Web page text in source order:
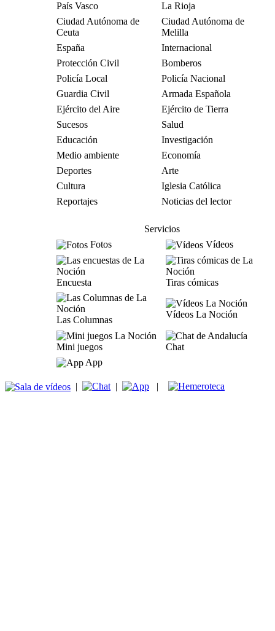
País Vasco
La Rioja
Ciudad Autónoma de
Ceuta
Ciudad Autónoma de
Melilla
España
Internacional
Protección Civil
Bomberos
Policía Local
Policía Nacional
Guardia Civil
Armada Española
Ejército del Aire
Ejército de Tierra
Sucesos
Salud
Educación
Investigación
Medio ambiente
Economía
Deportes
Arte
Cultura
Iglesia Católica
Reportajes
Noticias del lector
Servicios
Fotos
Vídeos
Encuesta Tiras cómicas
Las Columnas
Vídeos La Noción
Mini juegos
Chat
App
| | |